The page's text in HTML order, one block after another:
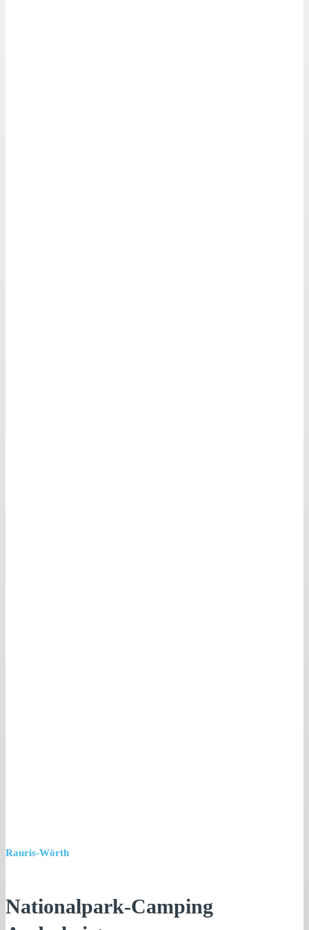
Rauris-Wörth
Nationalpark-Camping